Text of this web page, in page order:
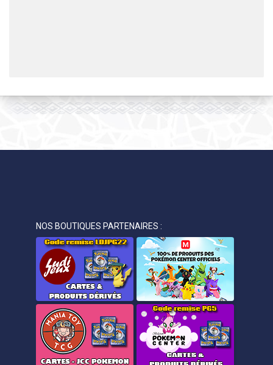
NOS BOUTIQUES PARTENAIRES :